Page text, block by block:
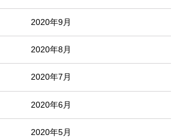
2020年9月
2020年8月
2020年7月
2020年6月
2020年5月